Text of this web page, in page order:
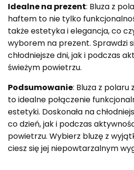
Idealne na prezent: Bluza z
haftem to nie tylko
także estetyka i elegancja, co
wyborem na prezent. Sprawdzi
chłodniejsze dni, jak i podczas
świeżym powietrzu.
Podsumowanie: Bluza z
to idealne połączenie
estetyki. Doskonała na
co dzień, jak i podczas
powietrzu. Wybierz bluzę z
ciesz się jej niepowtarzalnym